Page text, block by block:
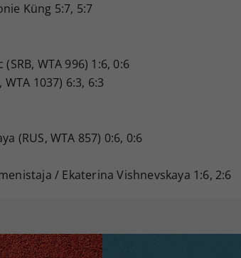
Küng 5:7, 5:7
WTA 996) 1:6, 0:6
WTA 1037) 6:3, 6:3
(RUS, WTA 857) 0:6, 0:6
/ Ekaterina Vishnevskaya 1:6, 2:6